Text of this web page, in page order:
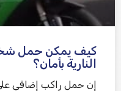
كيف يمكن حمل
النارية بأمان؟
إن حمل راكب إضافي على